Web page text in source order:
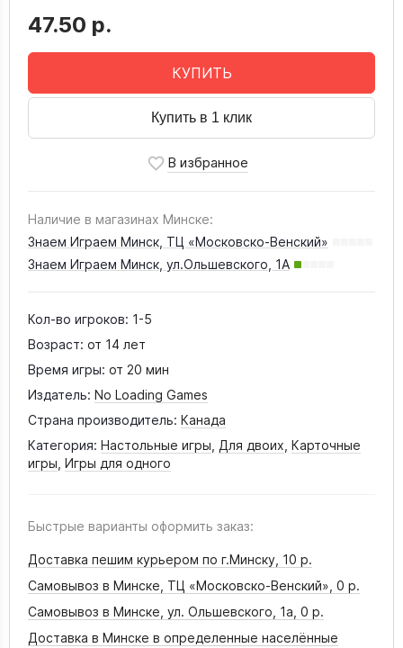
47.50 р.
КУПИТЬ
Купить в 1 клик
Наличие в магазинах Минске:
Знаем Играем Минск, ТЦ «Московско-Венский»
Знаем Играем Минск, ул.Ольшевского, 1А
Кол-во игроков: 1-5
Возраст: от 14 лет
Время игры: от 20 мин
Издатель: No Loading Games
Страна производитель: Канада
Категория: Настольные игры Для двоих Карточные
игры Игры для одного
Быстрые варианты оформить заказ:
Доставка пешим курьером по г.Минску, 10 р.
Самовывоз в Минске, ТЦ «Московско-Венский», 0 р.
Самовывоз в Минске, ул. Ольшевского, 1а, 0 р.
Доставка в Минске в определенные населённые